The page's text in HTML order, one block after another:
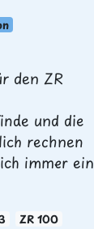
den ZR
und die
rechnen
immer ein
ZR 100